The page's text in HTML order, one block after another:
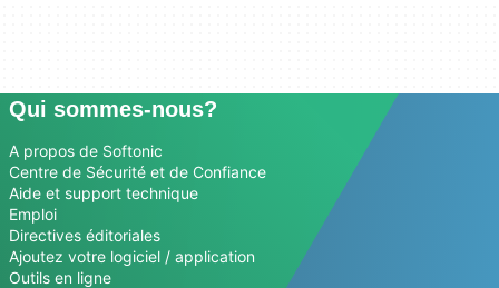
Qui sommes-nous?
A propos de Softonic
Centre de Sécurité et de Confiance
Aide et support technique
Emploi
Directives éditoriales
Ajoutez votre logiciel / application
Outils en ligne